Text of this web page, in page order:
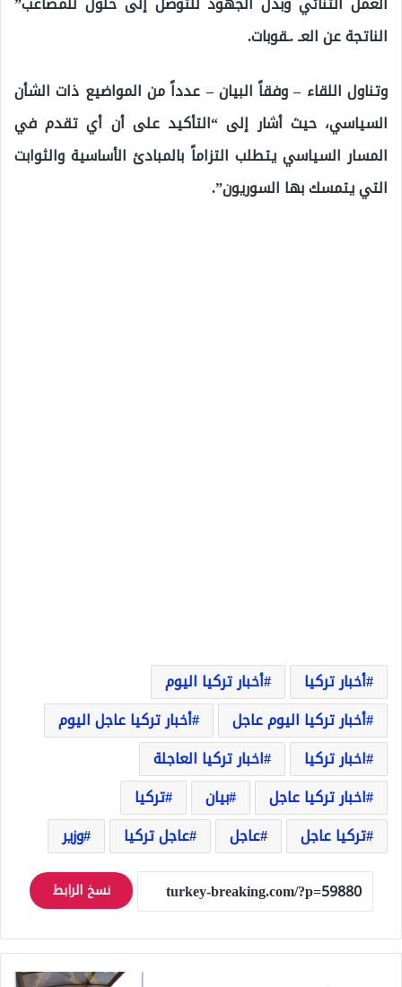
الناتجة عن العـ .ـقوبات.
وتناول اللقاء – وفقاً البيان – عدداً من المواضيع ذات الشأن
السياسي، حيث أشار إلى “التأكيد على أن أي تقدم في
المسار السياسي يتطلب التزاماً بالمبادئ الأساسية والثوابت
التي يتمسك بها السوريون”.
أخبار تركيا
أخبار تركيا اليوم
أخبار تركيا اليوم عاجل
أخبار تركيا عاجل اليوم
اخبار تركيا
اخبار تركيا العاجلة
اخبار تركيا عاجل
بيان
تركيا
تركيا عاجل
عاجل عاجل تركيا وزير
نسخ الرابط